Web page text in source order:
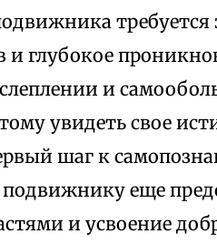
требуется
и глубокое
и
увидеть свое
шаг к
подвижнику еще
и усвоение